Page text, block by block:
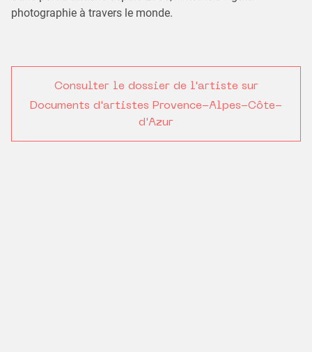
photographie à travers le monde.
Consulter le dossier de l'artiste sur
Documents d'artistes Provence-Alpes-Côte-
d'Azur